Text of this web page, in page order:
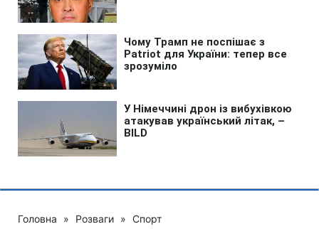
Головна » Розваги » Спорт